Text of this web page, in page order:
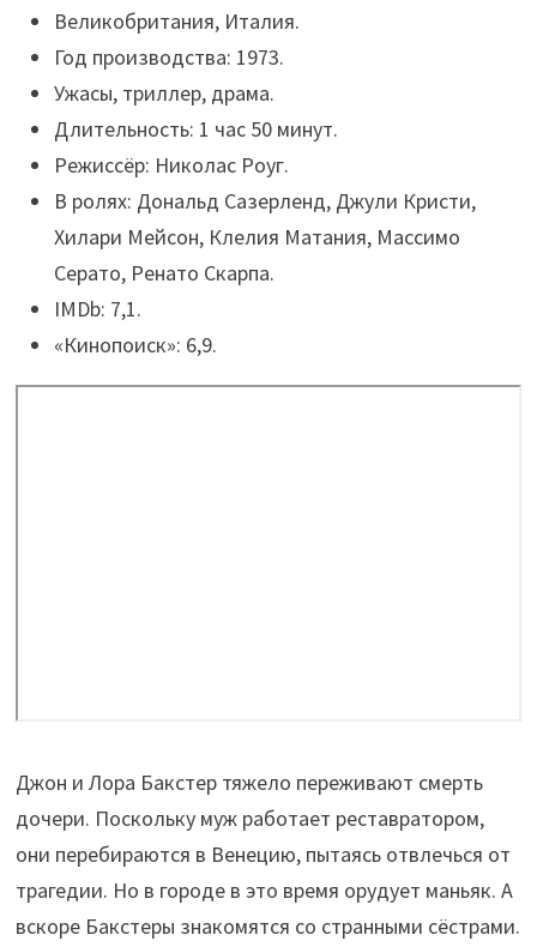
Великобритания, Италия.
Год производства: 1973.
Ужасы, триллер, драма.
Длительность: 1 час 50 минут.
Режиссёр: Николас Роуг.
В ролях: Дональд Сазерленд, Джули Кристи,
Хилари Мейсон, Клелия Матания, Массимо
Серато, Ренато Скарпа.
IMDb: 7,1.
«Кинопоиск»: 6,9.
Джон и Лора Бакстер тяжело переживают смерть
дочери. Поскольку муж работает реставратором,
они перебираются в Венецию, пытаясь отвлечься от
трагедии. Но в городе в это время орудует маньяк. А
вскоре Бакстеры знакомятся со странными сёстрами.